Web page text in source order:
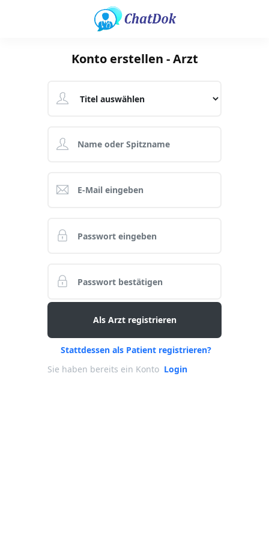
Konto erstellen - Arzt
Als Arzt registrieren
Stattdessen als Patient registrieren?
Sie haben bereits ein Konto Login